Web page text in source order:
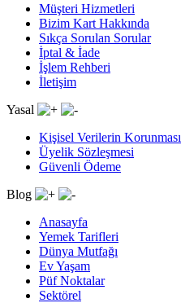
Müşteri Hizmetleri
Bizim Kart Hakkında
Sıkça Sorulan Sorular
İptal & İade
İşlem Rehberi
İletişim
Yasal
Kişisel Verilerin Korunması
Üyelik Sözleşmesi
Güvenli Ödeme
Blog
Anasayfa
Yemek Tarifleri
Dünya Mutfağı
Ev Yaşam
Püf Noktalar
Sektörel